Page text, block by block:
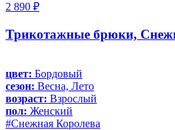
2 890 ₽
Трикотажные брюки,
цвет: Бордовый
сезон: Весна, Лето
возраст: Взрослый
пол: Женский
#Снежная Королева